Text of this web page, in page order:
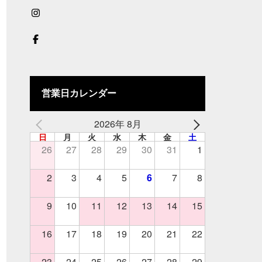
営業日カレンダー
2026年 8月
日 月 火 水 木 金 土
26 27 28 29 30 31 1
2 3 4 5 6 7 8
9 10 11 12 13 14 15
16 17 18 19 20 21 22